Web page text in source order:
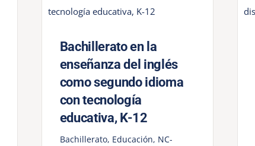
Bachillerato en la
enseñanza del inglés
como segundo idioma
con tecnología
educativa, K-12
Bachillerato, Educación, NC-